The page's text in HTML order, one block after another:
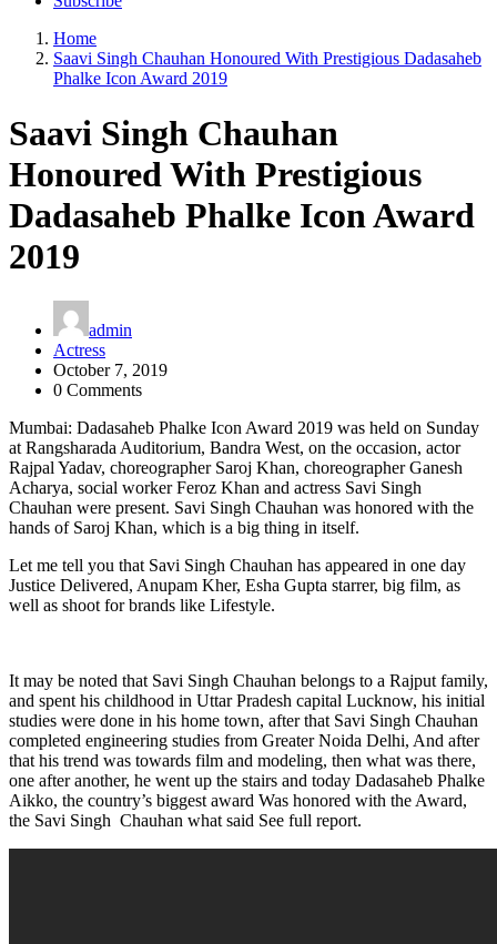
Home
Saavi Singh Chauhan Honoured With Prestigious Dadasaheb
Phalke Icon Award 2019
Saavi Singh Chauhan
Honoured With Prestigious
Dadasaheb Phalke Icon Award
2019
admin
Actress
October 7, 2019
0 Comments
Mumbai: Dadasaheb Phalke Icon Award 2019 was held on Sunday
at Rangsharada Auditorium, Bandra West, on the occasion, actor
Rajpal Yadav, choreographer Saroj Khan, choreographer Ganesh
Acharya, social worker Feroz Khan and actress Savi Singh
Chauhan were present. Savi Singh Chauhan was honored with the
hands of Saroj Khan, which is a big thing in itself.
Let me tell you that Savi Singh Chauhan has appeared in one day
Justice Delivered, Anupam Kher, Esha Gupta starrer, big film, as
well as shoot for brands like Lifestyle.
It may be noted that Savi Singh Chauhan belongs to a Rajput family,
and spent his childhood in Uttar Pradesh capital Lucknow, his initial
studies were done in his home town, after that Savi Singh Chauhan
completed engineering studies from Greater Noida Delhi, And after
that his trend was towards film and modeling, then what was there,
one after another, he went up the stairs and today Dadasaheb Phalke
Aikko, the country’s biggest award Was honored with the Award,
the Savi Singh Chauhan what said See full report.